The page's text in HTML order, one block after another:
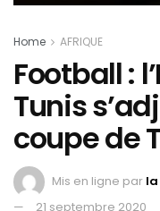
Home AFRIQUE
Football :
Tunis
coupe de
Mis en ligne par
21 septembre 2020